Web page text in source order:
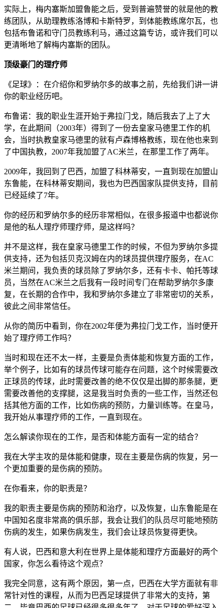
实际上，梅内塞斯加盟鲁能之后，受到普遍赞誉的就是他的教
练团队，从助理教练洛博和卡斯特罗，到体能教练席尔瓦，也
包括布鲁诺和守门员教练利马，通过这篇专访，或许我们可以
更清晰地了解梅内塞斯的团队。
顶级豪门的理疗师
《足球》：在介绍你和罗纳尔多的故事之前，先给我们讲一讲
你的职业经历吧。
布鲁诺：我的职业生涯开始于弗拉门戈，随后我去了上了大
学，在此期间（2003年）得到了一份去皇家马德里工作的机
会，当时执教皇家马德里的就有卢森博格教练，现在他也来到
了中国执教，2007年我加盟了AC米兰，在那里工作了两年。
2009年，我回到了巴西，加盟了科林蒂安，一直到现在加盟山
东鲁能，在科林蒂安期间，我也为巴西国家队提供支持，目前
已经延续了7年。
你的经历和罗纳尔多的经历非常相似，在很多报道中也都说你
是他的私人理疗师理疗师，是这样吗？
并不是这样，我在皇家马德里工作的时候，不但为罗纳尔多提
供支持，还为包括贝克汉姆在内的球员提供理疗服务，在AC
米兰期间，我负责的球员除了罗纳尔多，还有卡卡、帕托等球
员，当然在AC米兰之后我有一段时间专门在帮助罗纳尔多康
复，在长期的合作中，我和罗纳尔多建立了非常密切的关系，
彼此之间非常信任。
从你的简历中看到，你在2002年便为弗拉门戈工作，当时便开
始了理疗师工作吗？
当时和现在还不太一样，主要是负责体能和恢复方面的工作，
举个例子，比如有的球员传球可能存在问题，这个时候需要改
正球员的传球，此时需要改善的绝不仅仅是出脚的那条腿，更
需要改善他的支撑腿，这是我当时负责的一些工作，当然还包
括其他方面的工作，比如伤病的预防，力量训练等。在皇马，
我开始从事理疗师的工作，一直到现在。
怎么解读你现在的工作，是否和体能方面有一定的结合？
我在大学主攻的是体能和健康，现在主要是伤病的恢复，另一
个更加重要的是伤病的预防。
在你看来，你的职责是？
我的职责主要是伤病的预防和治疗，以及恢复，山东鲁能是在
中国知名度非常高的俱乐部，我会让我们的队员尽可能地预防
伤病的发生，如果伤病发生，我们会让球员恢复得更快。
有人说，巴西和意大利在世界上是体能和理疗方面最好的两个
国家，你怎么看待这个观点？
我完全同意，这有两个原因，第一点，巴西在大学方面就有非
常针对性的课程，从而为巴西足球提供了非常大的支持，第